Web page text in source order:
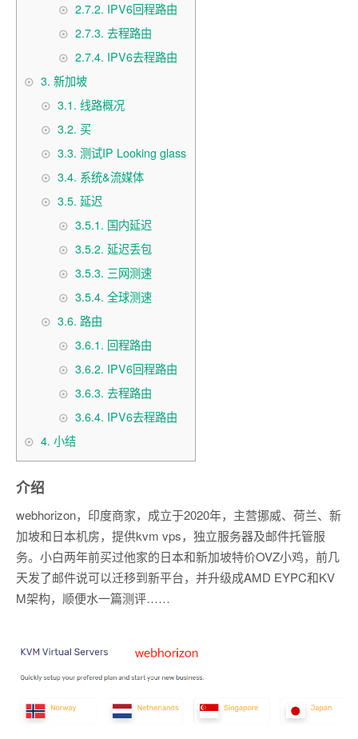
2.7.2. IPV6回程路由
2.7.3. 去程路由
2.7.4. IPV6去程路由
3. 新加坡
3.1. 线路概况
3.2. 买
3.3. 测试IP Looking glass
3.4. 系统&流媒体
3.5. 延迟
3.5.1. 国内延迟
3.5.2. 延迟丢包
3.5.3. 三网测速
3.5.4. 全球测速
3.6. 路由
3.6.1. 回程路由
3.6.2. IPV6回程路由
3.6.3. 去程路由
3.6.4. IPV6去程路由
4. 小结
介绍
webhorizon，印度商家，成立于2020年，主营挪威、荷兰、新
加坡和日本机房，提供kvm vps，独立服务器及邮件托管服
务。小白两年前买过他家的日本和新加坡特价OVZ小鸡，前几
天发了邮件说可以迁移到新平台，并升级成AMD EYPC和KV
M架构，顺便水一篇测评……